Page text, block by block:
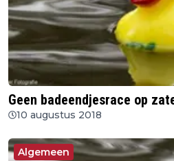
Geen badeendjesrace op
10 augustus 2018
Algemeen